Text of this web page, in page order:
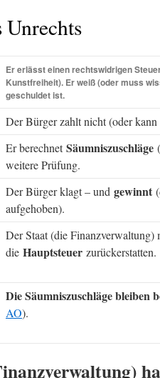
Unrechts
Er erlässt einenrechtswidrigen
Kunstfreiheit). Er weiß (oder muss
geschuldet ist.
Der Bürger zahlt nicht (oder
Er berechnetSäumniszuschläge (
weitere Prüfung.
Der Bürger klagt – und gewinnt
aufgehoben).
Der Staat (die Finanzverwaltung)
die Hauptsteuer zurückerstatten.
Die Säumniszuschläge bleiben
AO).